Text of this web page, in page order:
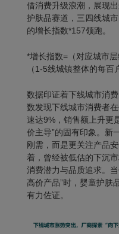
借消费升级浪潮，展现
护肤品赛道，三四线城
的增长指数*157领跑。
*增长指数=（对应城市
（1-5线城镇整体的每
数据印证着下线城市消
数发现下线城市消费者
速达9%，销售额上升更
价主导”的固有印象。新
刚需，而是更关注产品
着，曾经被低估的下沉
消费潜力与品质追求。
高价产品”时，婴童护肤
有力佐证。